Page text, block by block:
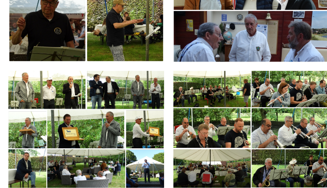
Branding
ARMCHAIR
Branding
ARMCHAIR